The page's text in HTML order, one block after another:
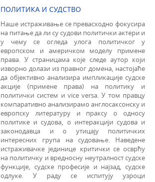
ПОЛИТИКА И СУДСТВО
Наше истраживање се превасходно фокусира
на питање да ли су судови политички актери и
у чему се огледа улога политичког у
европском и америчком моделу примене
права. У страницама које следе аутор који
изворно долази из правног домена, настојаће
да објективно анализира импликације судске
акције (при­мене права) на политику и
политички систем и vice versa. У том правцу
компаративно анализирамо англосаксонску и
европску литературу и праксу о односу
политике и судова, о интеракцији судова и
законодавца и о утицају политичких
интересних група на судовање. Наведене
истраживачке јединице критички се осврћу
на политичку и вредносну неутралност судске
функције, судске професије и најзад, судске
одлуке. У раду се испитују узроци